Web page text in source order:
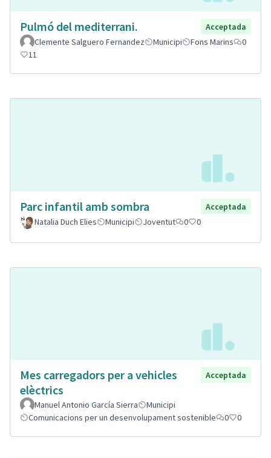
Pulmó del mediterrani.
Acceptada
Clemente Salguero Fernandez
Municipi Fons Marins
0
11
Parc infantil amb sombra
Acceptada
Natalia Duch Elies
Municipi Joventut 0 0
Mes carregadors per a vehicles
elèctrics
Acceptada
Manuel Antonio García Sierra
Municipi
Comunicacions per un desenvolupament sostenible
0 0